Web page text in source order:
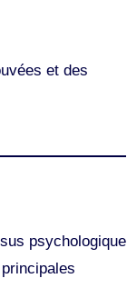
et des
psychologique